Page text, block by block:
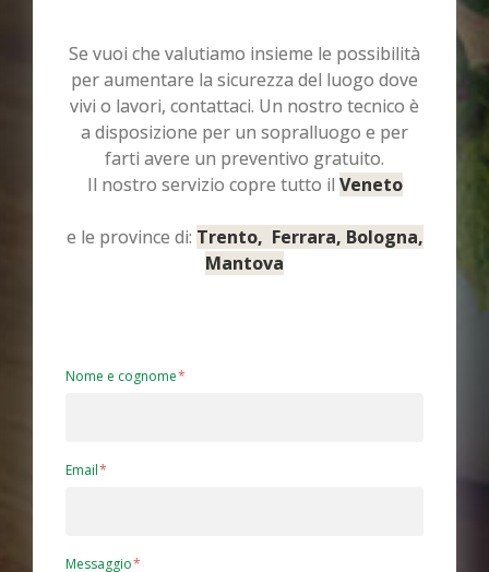
Se vuoi che valutiamo insieme le possibilità
per aumentare la sicurezza del luogo dove
vivi o lavori, contattaci. Un nostro tecnico è
a disposizione per un sopralluogo e per
farti avere un preventivo gratuito.
Il nostro servizio copre tutto il Veneto
e le province di: Trento, Ferrara, Bologna,
Mantova
Nome e cognome
Email
Messaggio